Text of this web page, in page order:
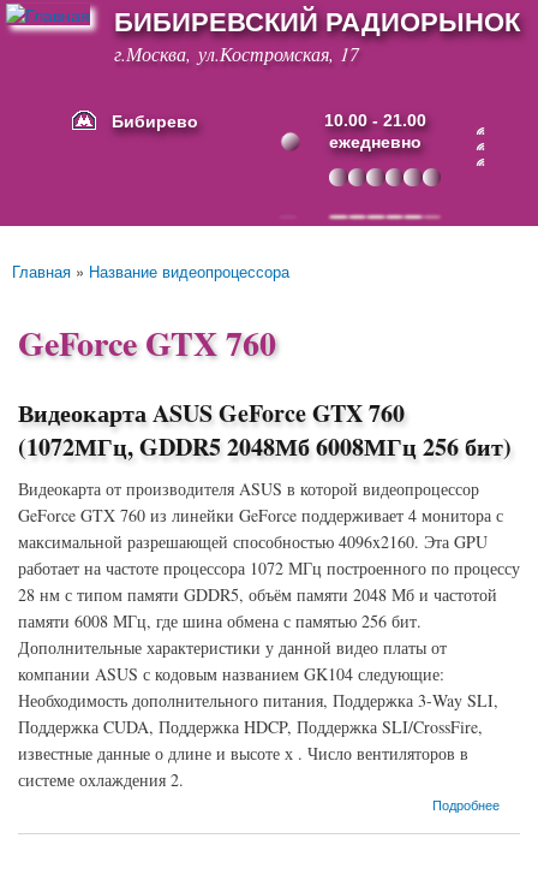
Перейти к
основному
содержанию
БИБИРЕВСКИЙ РАДИОРЫНОК
г.Москва, ул.Костромская, 17
Бибирево
10.00 - 21.00
ежедневно
Основные ссылки
Вы здесь
Главная » Название видеопроцессора
GeForce GTX 760
Видеокарта ASUS GeForce GTX 760
(1072МГц, GDDR5 2048Мб 6008МГц 256 бит)
Видеокарта от производителя ASUS в которой видеопроцессор
GeForce GTX 760 из линейки GeForce поддерживает 4 монитора с
максимальной разрешающей способностью 4096x2160. Эта GPU
работает на частоте процессора 1072 МГц построенного по процессу
28 нм с типом памяти GDDR5, объём памяти 2048 Мб и частотой
памяти 6008 МГц, где шина обмена с памятью 256 бит.
Дополнительные характеристики у данной видео платы от
компании ASUS с кодовым названием GK104 следующие:
Необходимость дополнительного питания, Поддержка 3-Way SLI,
Поддержка CUDA, Поддержка HDCP, Поддержка SLI/CrossFire,
известные данные о длине и высоте х . Число вентиляторов в
системе охлаждения 2.
Подробнее
о Видеокарта ASUS GeForce GTX 760 (1072МГц, GDDR5 2048Мб 6008МГц 256 бит)